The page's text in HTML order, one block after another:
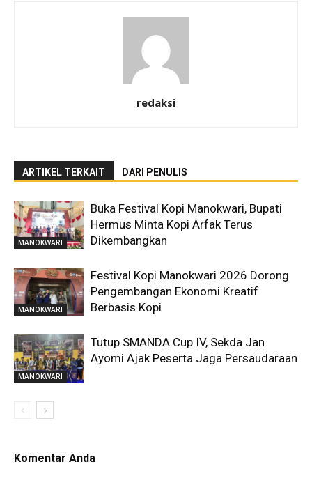
redaksi
ARTIKEL TERKAIT DARI PENULIS
MANOKWARI
Buka Festival Kopi Manokwari, Bupati
Hermus Minta Kopi Arfak Terus
Dikembangkan
MANOKWARI
Festival Kopi Manokwari 2026 Dorong
Pengembangan Ekonomi Kreatif
Berbasis Kopi
MANOKWARI
Tutup SMANDA Cup IV, Sekda Jan
Ayomi Ajak Peserta Jaga Persaudaraan
Komentar Anda